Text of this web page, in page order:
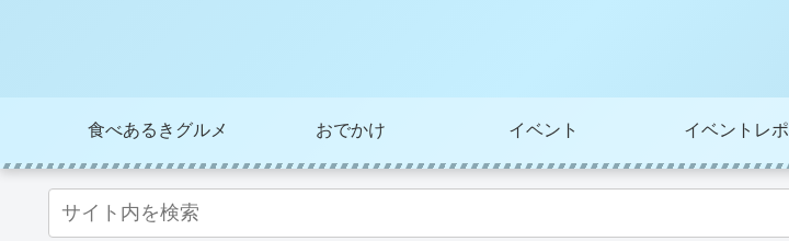
食べあるきグルメ おでかけ イベント イベントレポ